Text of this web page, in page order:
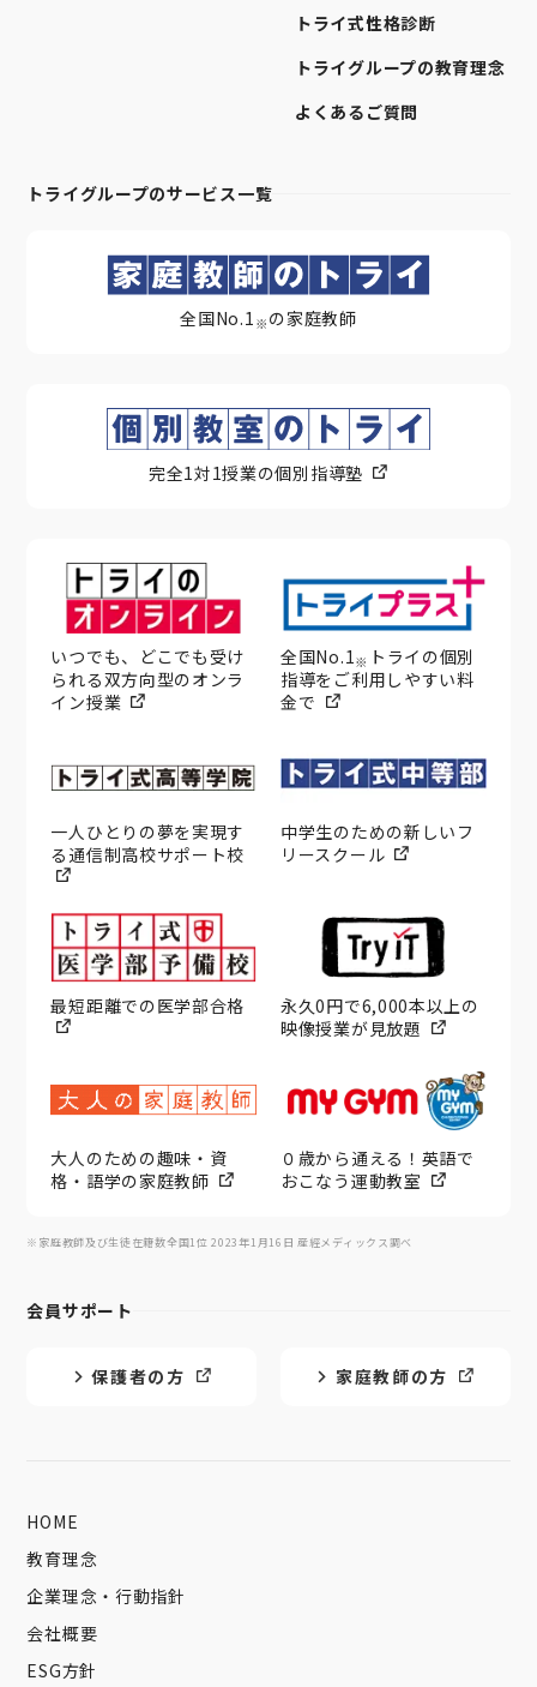
トライ式性格診断
トライグループの教育理念
よくあるご質問
トライグループのサービス一覧
全国No.1 ※ の家庭教師
完全1対1授業の個別指導塾
いつでも、どこでも受け
られる双方向型のオンラ
イン授業
全国No.1※ トライの個別
指導をご利用しやすい料
金で
一人ひとりの夢を実現す
る通信制高校サポート校
中学生のための新しいフ
リースクール
最短距離での医学部合格
永久0円で6,000本以上の
映像授業が見放題
大人のための趣味・資
格・語学の家庭教師
０歳から通える！英語で
おこなう運動教室
※家庭教師及び生徒在籍数全国1位 2023年1月16日 産經メディックス調べ
会員サポート
保護者の方 家庭教師の方
HOME
教育理念
企業理念・行動指針
会社概要
ESG方針